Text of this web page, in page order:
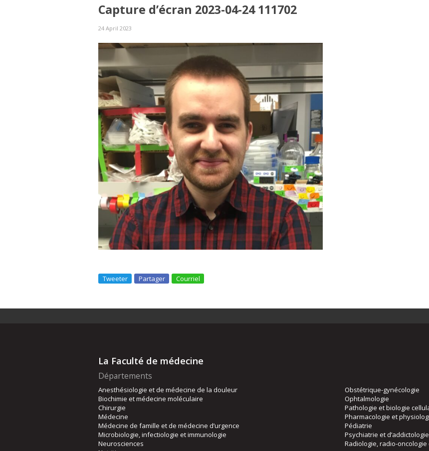
Capture d’écran 2023-04-24 111702
24 April 2023
Tweeter Partager Courriel
La Faculté de médecine
Départements
Anesthésiologie et de médecine de la douleur
Biochimie et médecine moléculaire
Chirurgie
Médecine
Médecine de famille et de médecine d’urgence
Microbiologie, infectiologie et immunologie
Neurosciences
Obstétrique-gynécologie
Ophtalmologie
Pathologie et biologie
Pharmacologie et
Pédiatrie
Psychiatrie et d’addictologie
Radiologie, radio-